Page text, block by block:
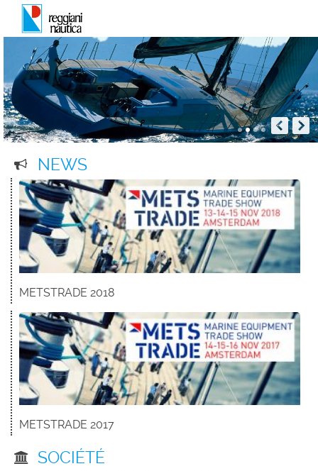
NEWS
METSTRADE 2018
METSTRADE 2017
SOCIÉTÉ